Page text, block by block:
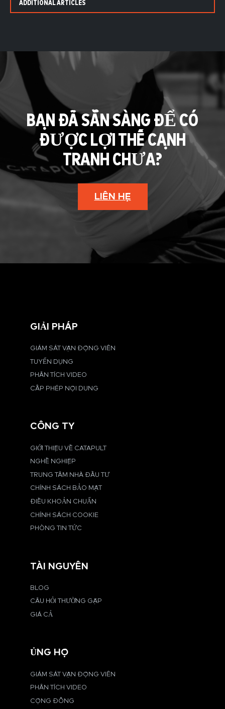
ADDITIONAL ARTICLES
BẠN ĐÃ SẴN SÀNG ĐỂ CÓ
ĐƯỢC LỢI THẾ CẠNH
TRANH CHƯA?
LIÊN HỆ
GIẢI PHÁP
GIÁM SÁT VẬN ĐỘNG VIÊN
TUYỂN DỤNG
PHÂN TÍCH VIDEO
CẤP PHÉP NỘI DUNG
CÔNG TY
GIỚI THIỆU VỀ CATAPULT
NGHỀ NGHIỆP
TRUNG TÂM NHÀ ĐẦU TƯ
CHÍNH SÁCH BẢO MẬT
ĐIỀU KHOẢN CHUẨN
CHÍNH SÁCH COOKIE
PHÒNG TIN TỨC
TÀI NGUYÊN
BLOG
CÂU HỎI THƯỜNG GẶP
GIÁ CẢ
ỦNG HỘ
GIÁM SÁT VẬN ĐỘNG VIÊN
PHÂN TÍCH VIDEO
CỘNG ĐỒNG